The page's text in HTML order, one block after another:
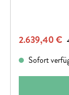
Verkaufspreis:
2.639,40 €
Sofort